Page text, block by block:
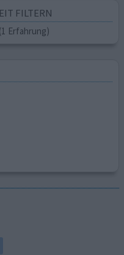
FILTERN
(1 Erfahrung)